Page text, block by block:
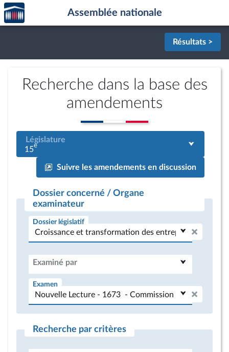
Aller au contenu
Aller en bas de la page
Accèder
à la
page
Assemblée nationale
Résultats >
Recherche dans la base des
amendements
Législature
15e
Suivre les amendements en discussion
Dossier concerné / Organe
examinateur
Dossier législatif
Examiné par
Examen
Recherche par critères